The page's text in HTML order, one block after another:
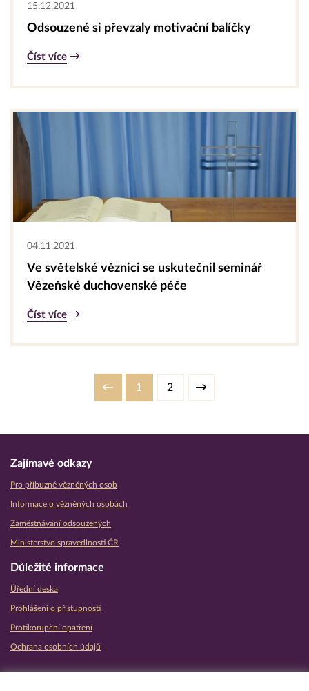
15.12.2021
Odsouzené si převzaly motivační balíčky
Číst více
04.11.2021
Ve světelské věznici se uskutečnil seminář
Vězeňské duchovenské péče
Číst více
1 2
Zajímavé odkazy
Pro příbuzné vězněných osob
Informace o vězněných osobách
Zaměstnávání odsouzených
Ministerstvo spravedlnosti ČR
Důležité informace
Úřední deska
Prohlášení o přístupnosti
Protikorupční opatření
Ochrana osobních údajů